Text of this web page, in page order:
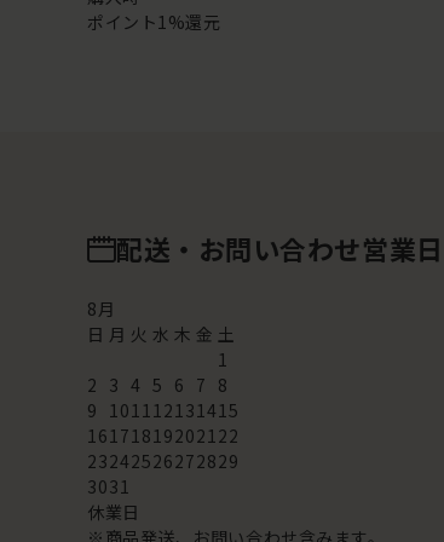
ポイント1%還元
配送・お問い合わせ営業日
8月
日 月 火 水 木 金 土
1
2 3 4 5 6 7 8
9 101112131415
16171819202122
23242526272829
3031
休業日
※商品発送、お問い合わせ含みます。